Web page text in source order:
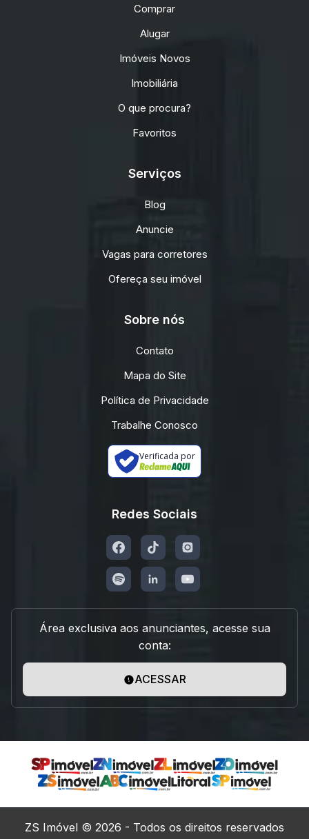
Comprar
Alugar
Imóveis Novos
Imobiliária
O que procura?
Favoritos
Serviços
Blog
Anuncie
Vagas para corretores
Ofereça seu imóvel
Sobre nós
Contato
Mapa do Site
Política de Privacidade
Trabalhe Conosco
Verificada por
Redes Sociais
Área exclusiva aos anunciantes, acesse sua
conta:
ACESSAR
ZS Imóvel © 2026 - Todos os direitos reservados